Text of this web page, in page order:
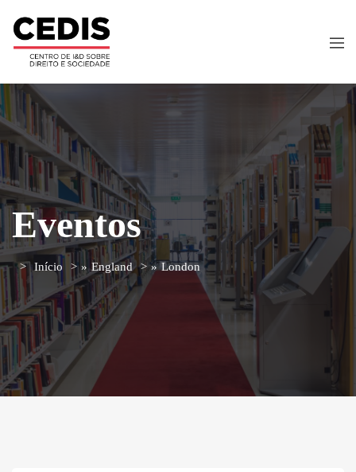
Eventos
Início » England » London